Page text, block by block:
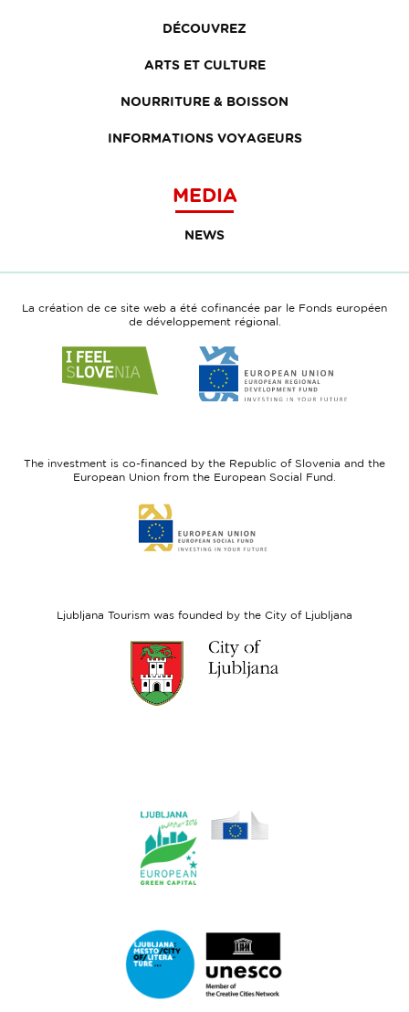
DÉCOUVREZ
ARTS ET CULTURE
NOURRITURE & BOISSON
INFORMATIONS VOYAGEURS
MEDIA
NEWS
La création de ce site web a été cofinancée par le Fonds européen
de développement régional.
to
website
to
website
Fund
The investment is co-financed by the Republic of Slovenia and the
European Union from the European Social Fund.
to
website
Ljubljana Tourism was founded by the City of Ljubljana
website
Ljubljana.si
-
European